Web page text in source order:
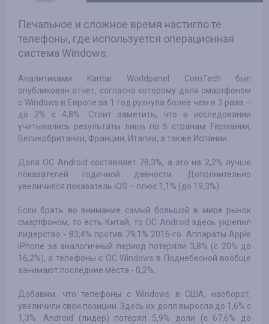
Печальное и сложное время настигло те
телефоны, где используется операционная
система Windows.
Аналитиками Kantar Worldpanel ComTech был
опубликован отчет, согласно которому доля смартфоном
с Windows в Европе за 1 год рухнула более чем в 2 раза –
до 2% с 4,8%. Стоит заметить, что в исследовании
учитывались результаты лишь по 5 странам: Германии,
Великобритании, Франции, Италии, а также Испании.
Доля ОС Android составляет 78,3%, а это на 2,2% лучше
показателей годичной давности. Дополнительно
увеличился показатель iOS – плюс 1,1% (до 19,3%).
Если брать во внимание самый большой в мире рынок
смартфоном, то есть Китай, то ОС Android здесь укрепил
лидерство - 83,4% против 79,1% 2016-го. Аппараты Apple
iPhone за аналогичный период потеряли 3,8% (с 20% до
16,2%), а телефоны с ОС Windows в Поднебесной вообще
занимают последние места - 0,2%.
Добавим, что телефоны с Windows в США, наоборот,
увеличили свои позиции. Здесь их доля выросла до 1,6% с
1,3%. Android (лидер) потерял 5,9% доли (с 67,6% до